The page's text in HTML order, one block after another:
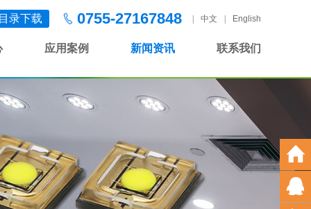
录下载 0755-27167848 中文 English
应用案例 新闻资讯 联系我们